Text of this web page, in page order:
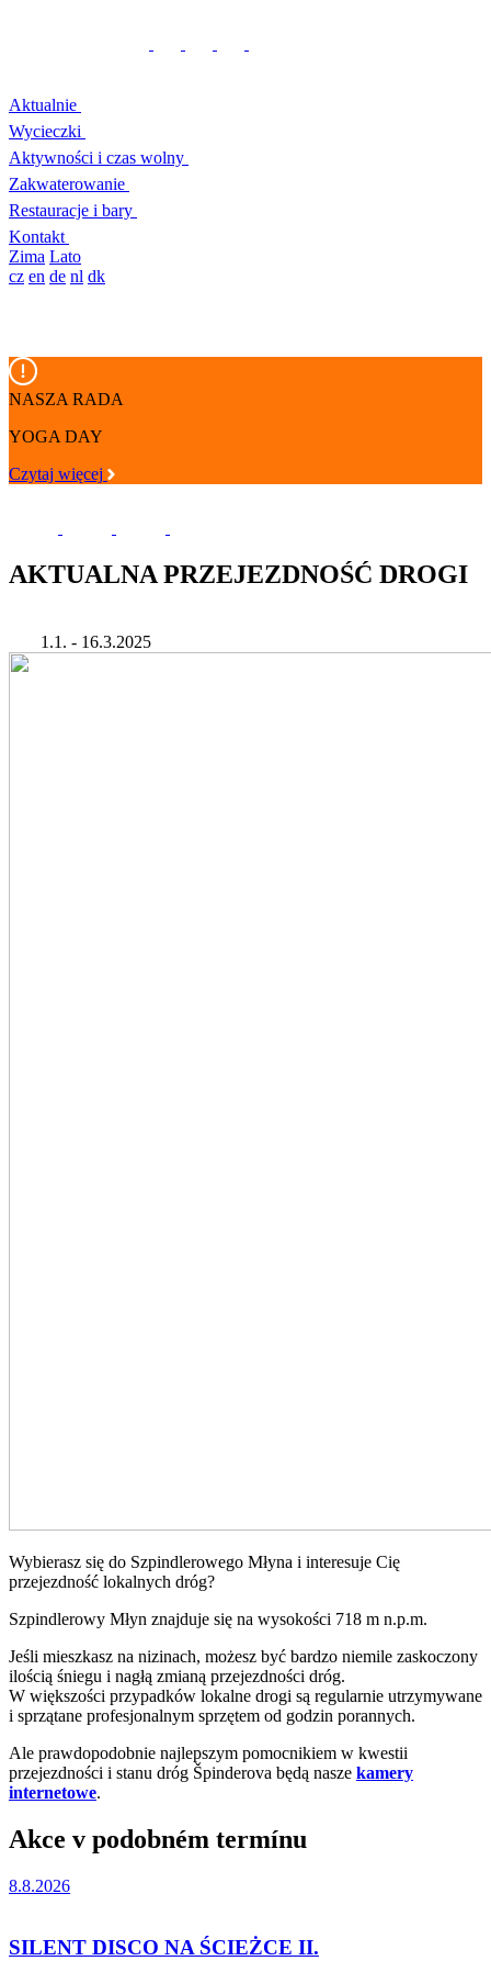
Aktualnie
Wycieczki
Aktywności i czas wolny
Zakwaterowanie
Restauracje i bary
Kontakt
Zima Lato
cz en de nl dk
NASZA RADA
YOGA DAY
Czytaj więcej
AKTUALNA PRZEJEZDNOŚĆ DROGI
1.1. - 16.3.2025
Wybierasz się do Szpindlerowego Młyna i interesuje Cię
przejezdność lokalnych dróg?
Szpindlerowy Młyn znajduje się na wysokości 718 m n.p.m.
Jeśli mieszkasz na nizinach, możesz być bardzo niemile zaskoczony
ilością śniegu i nagłą zmianą przejezdności dróg.
W większości przypadków lokalne drogi są regularnie utrzymywane
i sprzątane profesjonalnym sprzętem od godzin porannych.
Ale prawdopodobnie najlepszym pomocnikiem w kwestii
przejezdności i stanu dróg Špinderova będą nasze kamery
internetowe.
Akce v podobném termínu
8.8.2026
SILENT DISCO NA ŚCIEŻCE II.